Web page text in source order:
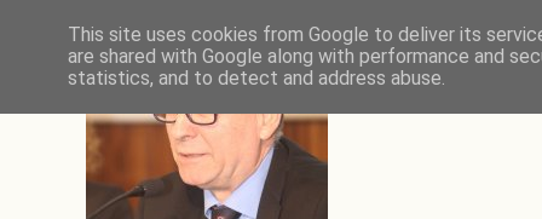
This site uses cookies from Google to deliver its
are shared with Google along with performance and
statistics, and to detect and address abuse.